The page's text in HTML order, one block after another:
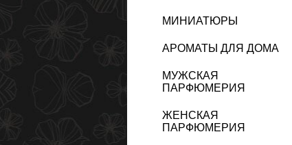
МИНИАТЮРЫ
АРОМАТЫ ДЛЯ ДОМА
МУЖСКАЯ
ПАРФЮМЕРИЯ
ЖЕНСКАЯ
ПАРФЮМЕРИЯ